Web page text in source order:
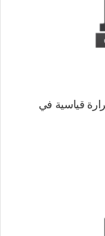
قياسية في